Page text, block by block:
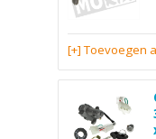
[+] Toevoegen